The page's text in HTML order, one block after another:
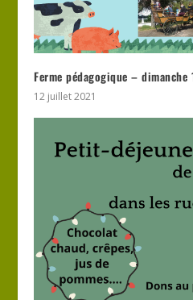
Ferme pédagogique –
12 juillet 2021